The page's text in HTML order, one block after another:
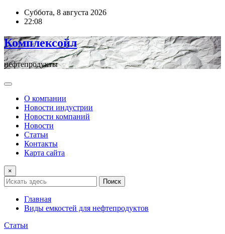
ПерейтиСуббота, 8 августа 2026
22:08
Комплексойл
нефтепродукты
О компании
Новости индустрии
Новости компаний
Новости
Статьи
Контакты
Карта сайта
×
Поиск
Главная
Виды емкостей для нефтепродуктов
Статьи